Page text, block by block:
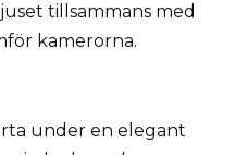
tillsammans med
kamerorna.
under en elegant